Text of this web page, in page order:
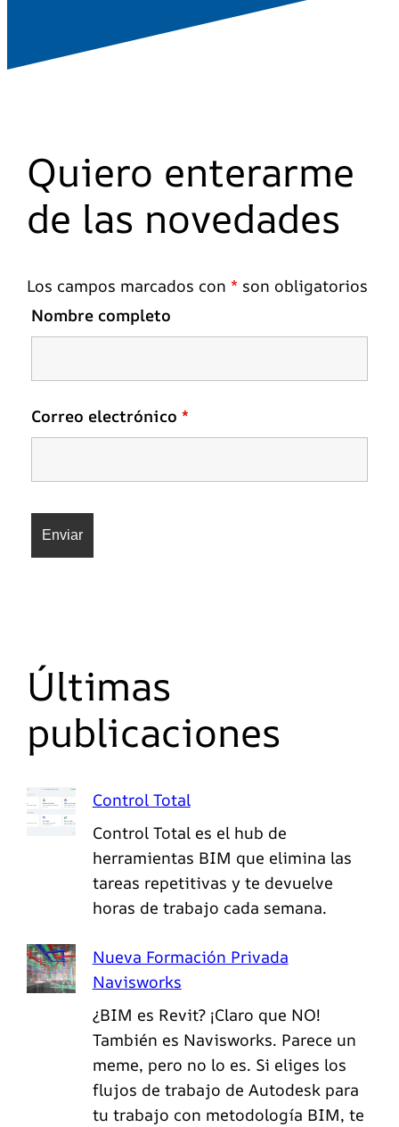
Quiero enterarme
de las novedades
Los campos marcados con * son obligatorios
Nombre completo
Correo electrónico*
Últimas
publicaciones
Control Total
Control Total es el hub de
herramientas BIM que elimina las
tareas repetitivas y te devuelve
horas de trabajo cada semana.
Nueva Formación Privada
Navisworks
¿BIM es Revit? ¡Claro que NO!
También es Navisworks. Parece un
meme, pero no lo es. Si eliges los
flujos de trabajo de Autodesk para
tu trabajo con metodología BIM, te